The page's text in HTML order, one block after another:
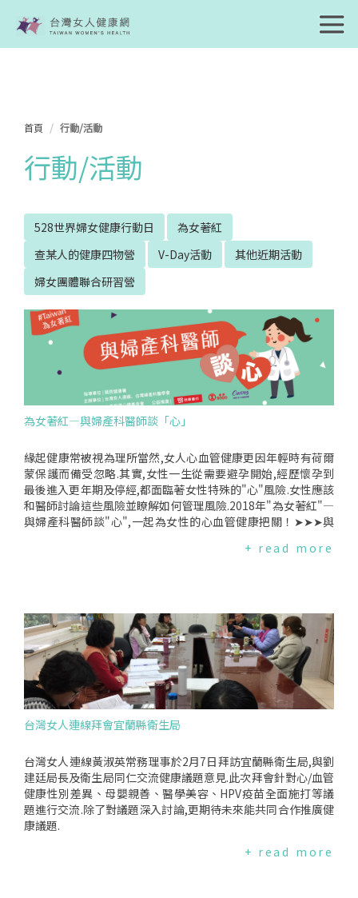
首頁 行動/活動
行動/活動
528世界婦女健康行動日
為女著紅
查某人的健康四物營
V-Day活動
其他近期活動
婦女團體聯合研習營
為女著紅—與婦產科醫師談「心」
緣起健康常被視為理所當然,女人心血管健康更因年輕時有荷爾
蒙保護而備受忽略.其實,女性一生從需要避孕開始,經歷懷孕到
最後進入更年期及停經,都面臨著女性特殊的"心"風險.女性應該
和醫師討論這些風險並瞭解如何管理風險.2018年"為女著紅"—
與婦產科醫師談"心",一起為女性的心血管健康把關！➤➤➤與
1.3/9(五)為女著紅日,穿上紅色衣飾並拍照2.上傳至"個人"臉書,
獎者,因此請記得將貼文設為【公開】,不然主辦單位無法看到貼
文,貼文者便無法參加抽獎活動.❤【為女著紅,為"心"而跑】健康
路跑時間:2018年3月18日上午5點半至8點半3公里樂活健走組:
星光水岸公園→直走新光路→中山二路→復興三路→復興四路
→(終點)星光水岸主會場.5公里樂活休閒組:星光水岸公園→直走
新光路→右轉中山二路→時代大道→中華五路→凱旋四路接成
功二路→(復興四路-軟體科技園區)→(終點)星光水岸主會場.費
用:免費報到時間、流程、交通方式等資訊,請見:https://lohasn
書抽獎活動至2018年3月9日24:00截止,得獎名單3月16日公布
於台灣女人連線‧台灣女人健康網粉絲專頁*得獎者請於3月20
日前私訊回覆得獎人資料,逾時不補*贈品將於3月底前以郵局掛
號寄出*贈品寄送僅限台灣地區,若因資料不全、有誤,而導致贈
品郵件退回、冒領、遺失者,恕不另行補發*主辦單位台灣女人
+ read more
台灣女人連線拜會宜蘭縣衛生局
台灣女人連線黃淑英常務理事於2月7日拜訪宜蘭縣衛生局,與劉
建廷局長及衛生局同仁交流健康議題意見.此次拜會針對心/血管
健康性別差異、母嬰親善、醫學美容、HPV疫苗全面施打等議
題進行交流.除了對議題深入討論,更期待未來能共同合作推廣健
康議題.
+ read more